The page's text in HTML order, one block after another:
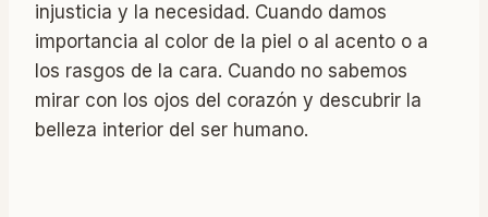
injusticia y la necesidad. Cuando damos
importancia al color de la piel o al acento o a
los rasgos de la cara. Cuando no sabemos
mirar con los ojos del corazón y descubrir la
belleza interior del ser humano.